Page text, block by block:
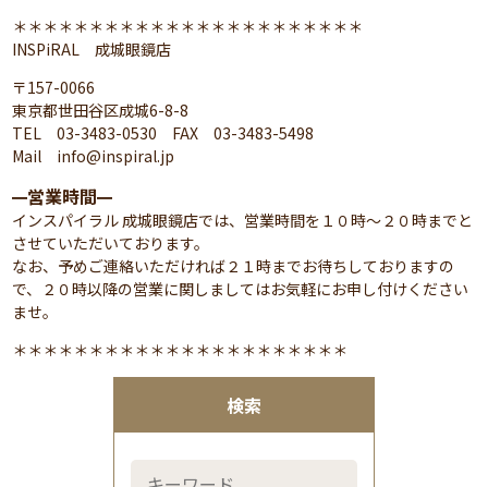
検索
＊＊＊＊＊＊＊＊＊＊＊＊＊＊＊＊＊＊＊＊＊＊＊
INSPiRAL 成城眼鏡店
〒157-0066
東京都世田谷区成城6-8-8
TEL 03-3483-0530 FAX 03-3483-5498
Mail info@inspiral.jp
━営業時間━
インスパイラル 成城眼鏡店では、営業時間を１０時～２０時までと
させていただいております。
なお、予めご連絡いただければ２１時までお待ちしておりますの
で、２０時以降の営業に関しましてはお気軽にお申し付けください
ませ。
＊＊＊＊＊＊＊＊＊＊＊＊＊＊＊＊＊＊＊＊＊＊